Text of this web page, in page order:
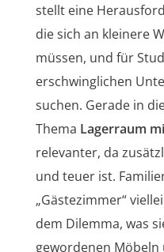
stellt eine
die sich an kleinere
müssen, und für
erschwinglichen
suchen. Gerade in
Thema Lagerraum
relevanter, da
und teuer ist.
„Gästezimmer“
dem Dilemma, was
gewordenen